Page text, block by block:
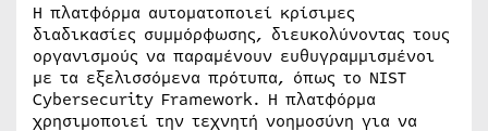
Η πλατφόρμα αυτοματοποιεί κρίσιμες
διαδικασίες συμμόρφωσης, διευκολύνοντας τους
οργανισμούς να παραμένουν ευθυγραμμισμένοι
με τα εξελισσόμενα πρότυπα, όπως το NIST
Cybersecurity Framework. Η πλατφόρμα
χρησιμοποιεί την τεχνητή νοημοσύνη για να